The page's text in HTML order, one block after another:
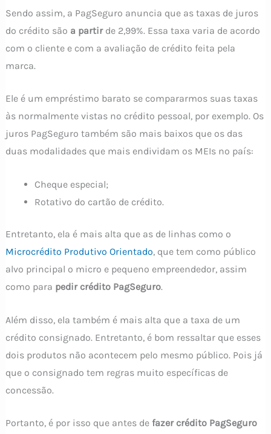
Sendo assim, a PagSeguro anuncia que as taxas de juros
do crédito são a partirde 2,99%. Essa taxa varia de acordo
com o cliente e com a avaliação de crédito feita pela
marca.
Ele é um empréstimo barato se compararmos suas taxas
às normalmente vistas no crédito pessoal, por exemplo. Os
juros PagSeguro também são mais baixos que os das
duas modalidades que mais endividam os MEIs no país:
Cheque especial;
Rotativo do cartão de crédito.
Entretanto, ela é mais alta que as de linhas como o
Microcrédito Produtivo Orientado, que tem como público
alvo principal o micro e pequeno empreendedor, assim
como para pedir crédito PagSeguro.
Além disso, ela também é mais alta que a taxa de um
crédito consignado. Entretanto, é bom ressaltar que esses
dois produtos não acontecem pelo mesmo público. Pois já
que o consignado tem regras muito específicas de
concessão.
Portanto, é por isso que antes de fazer crédito PagSeguro